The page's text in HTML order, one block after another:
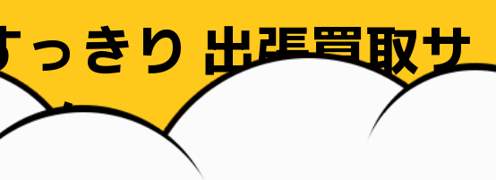
きり 出張買取サ
め